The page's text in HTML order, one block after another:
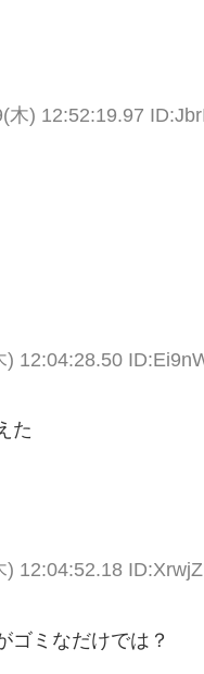
木) 12:52:19.97
) 12:04:28.50
た
) 12:04:52.18
ゴミなだけでは？